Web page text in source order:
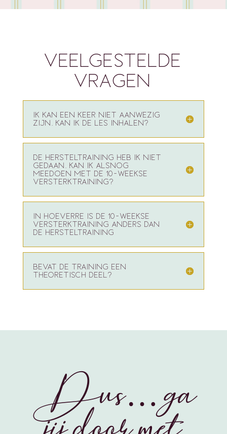
VEELGESTELDE
VRAGEN
IK KAN EEN KEER NIET AANWEZIG
ZIJN. KAN IK DE LES INHALEN?
DE HERSTELTRAINING HEB IK NIET
GEDAAN. KAN IK ALSNOG
MEEDOEN MET DE 10-WEEKSE
VERSTERKTRAINING?
IN HOEVERRE IS DE 10-WEEKSE
VERSTERKTRAINING ANDERS DAN
DE HERSTELTRAINING
BEVAT DE TRAINING EEN
THEORETISCH DEEL?
Dus… ga